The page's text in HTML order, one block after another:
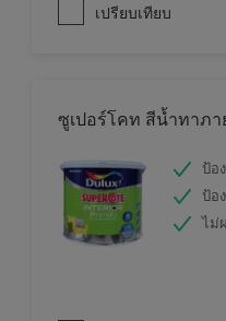
เปรียบเทียบ
ซูเปอร์โคท สีน้ำทาภา
ป้อ
ป้อ
ไม่